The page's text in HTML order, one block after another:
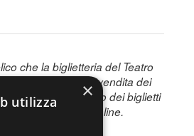
che la biglietteria del Teatro
non gestisce la vendita dei
L’acquisto dei biglietti
esclusivamente online.
×
utilizza